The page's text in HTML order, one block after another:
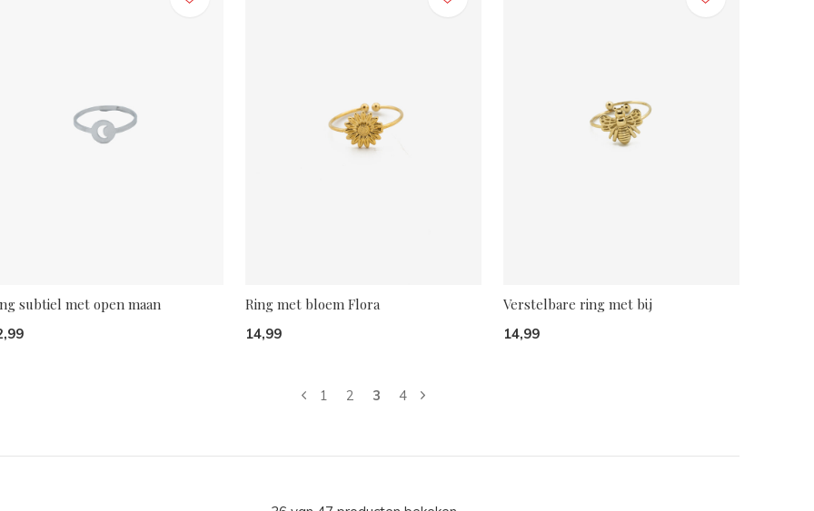
subtiel met open maan Ring met bloem Flora
14,99
Verstelbare ring met bij
14,99
1 2 3 4